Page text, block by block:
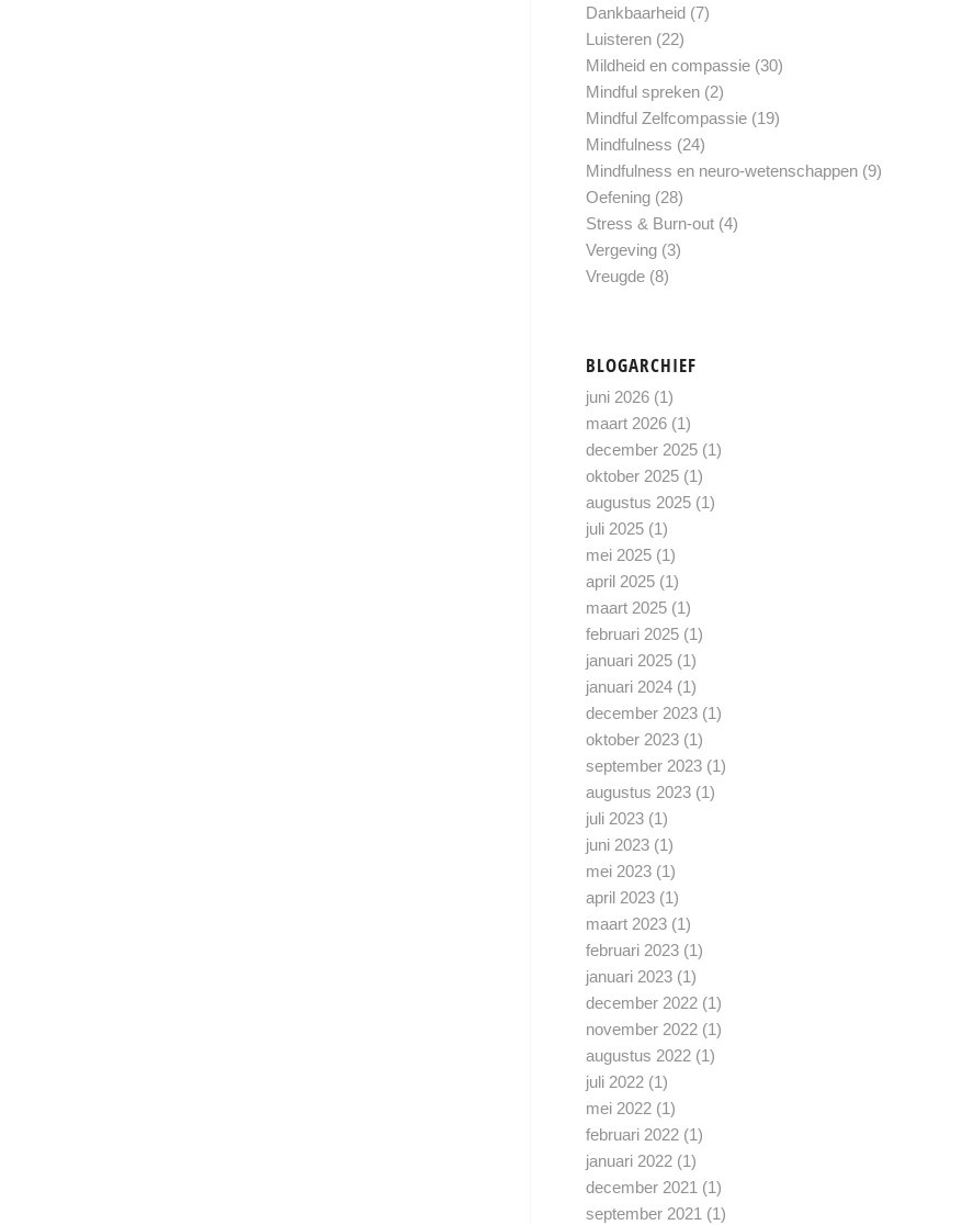
Dankbaarheid (7)
Luisteren (22)
Mildheid en compassie (30)
Mindful spreken (2)
Mindful Zelfcompassie (19)
Mindfulness (24)
Mindfulness en neuro-wetenschappen (9)
Oefening (28)
Stress & Burn-out (4)
Vergeving (3)
Vreugde (8)
BLOGARCHIEF
juni 2026 (1)
maart 2026 (1)
december 2025 (1)
oktober 2025 (1)
augustus 2025 (1)
juli 2025 (1)
mei 2025 (1)
april 2025 (1)
maart 2025 (1)
februari 2025 (1)
januari 2025 (1)
januari 2024 (1)
december 2023 (1)
oktober 2023 (1)
september 2023 (1)
augustus 2023 (1)
juli 2023 (1)
juni 2023 (1)
mei 2023 (1)
april 2023 (1)
maart 2023 (1)
februari 2023 (1)
januari 2023 (1)
december 2022 (1)
november 2022 (1)
augustus 2022 (1)
juli 2022 (1)
mei 2022 (1)
februari 2022 (1)
januari 2022 (1)
december 2021 (1)
september 2021 (1)